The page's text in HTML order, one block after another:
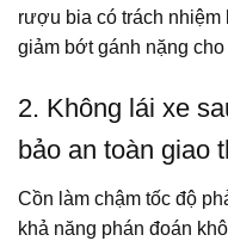
rượu bia có trách nhiệm
giảm bớt gánh nặng
2. Không lái xe
bảo an toàn giao
Cồn làm chậm tốc độ
khả năng phán đoán